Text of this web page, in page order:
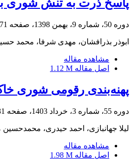
پاسخ ذرت به تنش شوری
دوره 50، شماره 9، بهمن 1398، صفحه
ابوذر بذرافشان، مهدی شرفا، محمد
مشاهده مقاله
اصل مقاله 1.12 M
پهنه‌بندی رقومی شوری
دوره 55، شماره 3، خرداد 1403، صفحه
لیلا جهانبازی، احمد حیدری،
مشاهده مقاله
اصل مقاله 1.98 M